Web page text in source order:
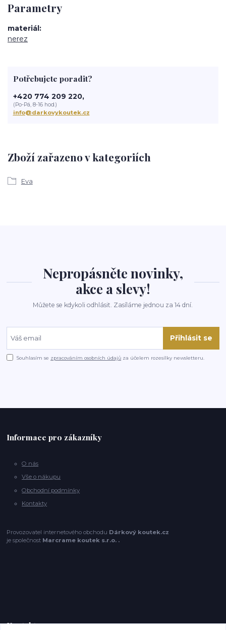
Parametry
materiál
nerez
Zboží zařazeno v kategoriích
Eva
Potřebujete poradit?
+420 774 209 220,
(Po-Pá, 8-16 hod.)
info@darkovykoutek.cz
Nepropásněte novinky,
akce a slevy!
Můžete se kdykoli odhlásit. Zasíláme jednou za 14 dní.
Přihlásit se
Souhlasím se zpracováním osobních údajů za účelem rozesílky newsletteru.
Informace pro zákazníky
O nás
Vše o nákupu
Obchodní podmínky
Kontakty
Provozovatel internetového obchodu Dárkový koutek.cz
je společnost Marcrame koutek s.r.o. .
Kontakty